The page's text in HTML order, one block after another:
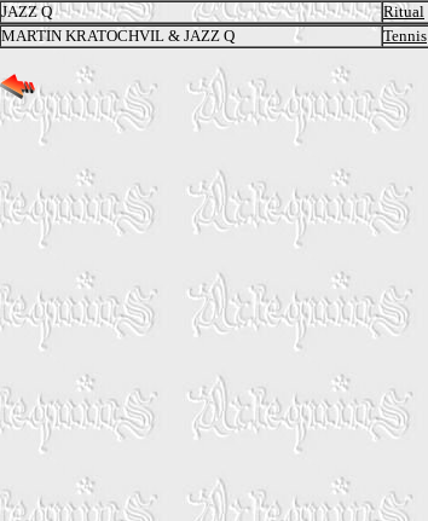
JAZZ Q
Ritual
MARTIN KRATOCHVIL & JAZZ Q
Tennis